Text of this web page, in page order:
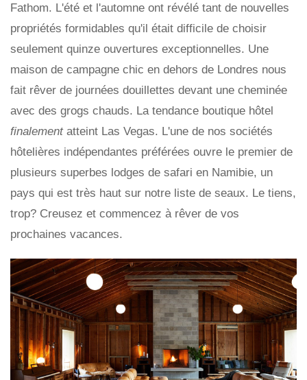
Fathom. L'été et l'automne ont révélé tant de nouvelles
propriétés formidables qu'il était difficile de choisir
seulement quinze ouvertures exceptionnelles. Une
maison de campagne chic en dehors de Londres nous
fait rêver de journées douillettes devant une cheminée
avec des grogs chauds. La tendance boutique hôtel
finalement atteint Las Vegas. L'une de nos sociétés
hôtelières indépendantes préférées ouvre le premier de
plusieurs superbes lodges de safari en Namibie, un
pays qui est très haut sur notre liste de seaux. Le tiens,
trop? Creusez et commencez à rêver de vos
prochaines vacances.